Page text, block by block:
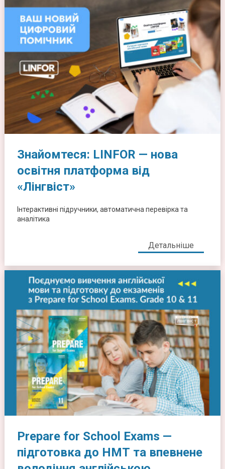
Знайомтеся: LINFOR — нова
освітня платформа від
«Лінгвіст»
Інтерактивні підручники, автоматична перевірка та
аналітика
Детальніше
Prepare for School Exams —
підготовка до НМТ та впевнене